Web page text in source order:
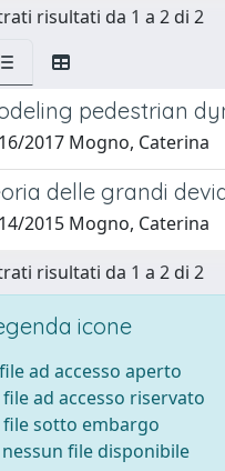
risultati da 1 a 2 di 2
pedestrian
2017 Mogno, Caterina
delle grandi
2015 Mogno, Caterina
risultati da 1 a 2 di 2
icone
file ad accesso aperto
file ad accesso riservato
file sotto embargo
nessun file disponibile